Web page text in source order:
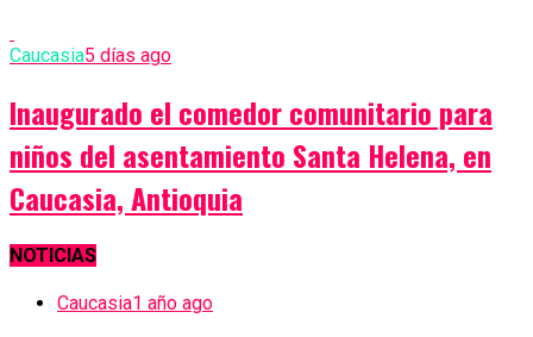
Caucasia5 días ago
Inaugurado el comedor comunitario para
niños del asentamiento Santa Helena, en
Caucasia, Antioquia
NOTICIAS
Caucasia1 año ago